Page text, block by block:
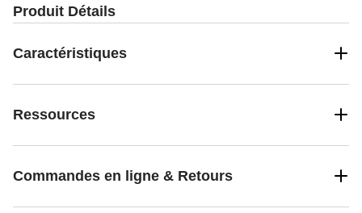
Produit Détails
Caractéristiques
Ressources
Commandes en ligne & Retours